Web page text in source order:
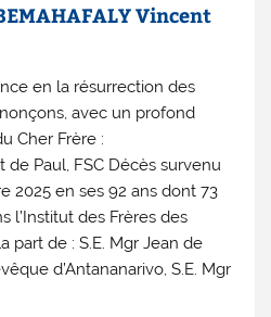
Vincent
en la résurrection des
avec un profond
Cher Frère :
de Paul, FSC Décès survenu
2025 en ses 92 ans dont 73
l’Institut des Frères des
part de : S.E. Mgr Jean de
d’Antananarivo, S.E. Mgr